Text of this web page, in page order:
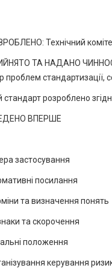
Технічний
ТА НАДАНО
проблем стандартизації,
стандарт розроблено
ВПЕРШЕ
застосування
посилання
та визначення понять
та скорочення
положення
керування